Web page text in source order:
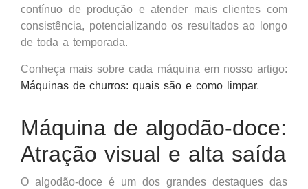
contínuo de produção e atender mais clientes com
consistência, potencializando os resultados ao longo
de toda a temporada.
Conheça mais sobre cada máquina em nosso artigo:
Máquinas de churros: quais são e como limpar.
Máquina de algodão-doce:
Atração visual e alta saída
O algodão-doce é um dos grandes destaques das